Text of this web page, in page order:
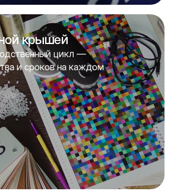
крышей
цикл —
и сроков на каждом